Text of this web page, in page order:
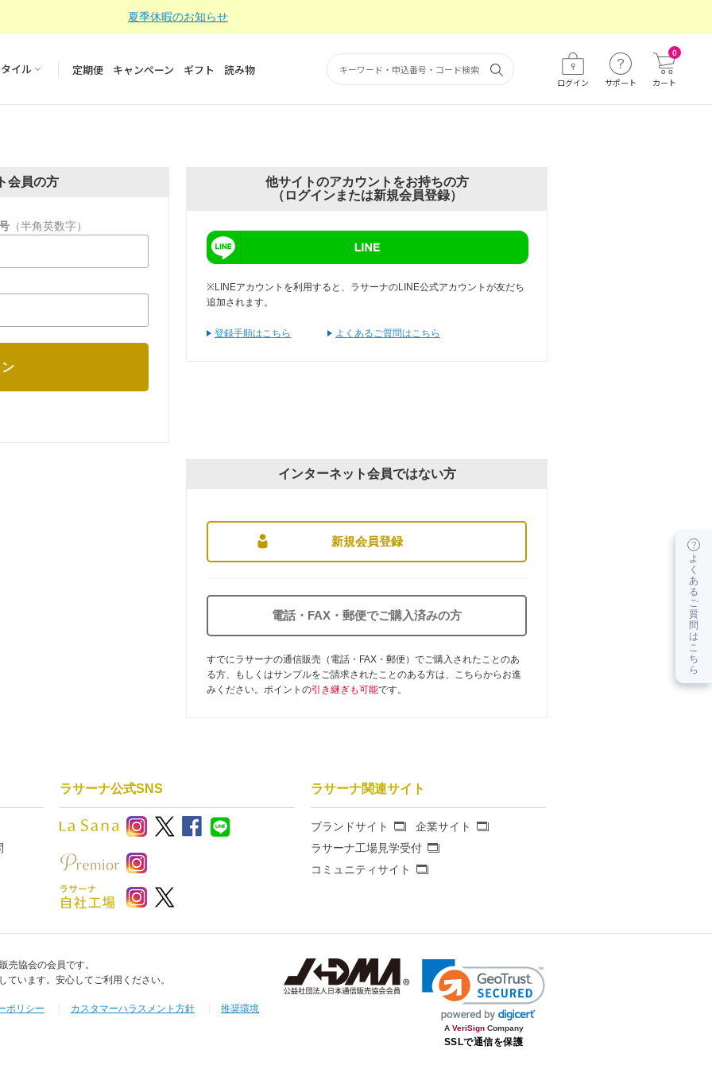
夏季休暇のお知らせ
イル 定期便 キャンペーン ギフト 読み物
ログイン サポート カート
0
よ
く
あ
る
ご
質
問
は
こ
ち
ら
会員の方
（半角英数字）
他サイトのアカウントをお持ちの方
（ログインまたは新規会員登録）
※LINEアカウントを利用すると、ラサーナのLINE公式アカウントが友だち
追加されます。
登録手順はこちら よくあるご質問はこちら
インターネット会員ではない方
新規会員登録
電話・FAX・郵便でご購入済みの方
すでにラサーナの通信販売（電話・FAX・郵便）でご購入されたことのあ
る方、もしくはサンプルをご請求されたことのある方は、こちらからお進
みください。ポイントの引き継ぎも可能です。
ラサーナ公式SNS ラサーナ関連サイト
ブランドサイト
企業サイト
ラサーナ工場見学受付
コミュニティサイト
売協会の会員です。
います。安心してご利用ください。
ポリシー カスタマーハラスメント方針 推奨環境
A VeriSignCompany
SSLで通信を保護